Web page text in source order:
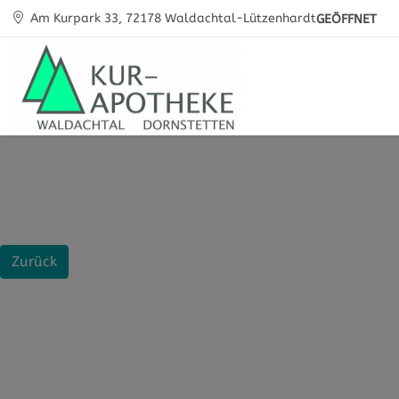
Am Kurpark 33, 72178 Waldachtal-LützenhardtGEÖFFNET
Zurück